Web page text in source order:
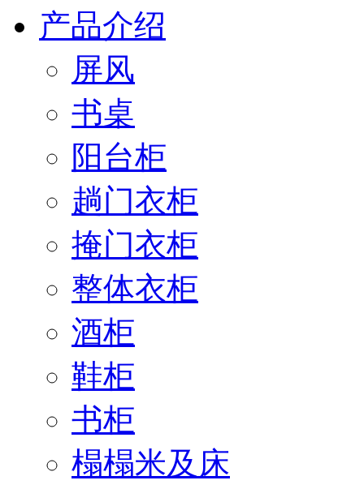
产品介绍
屏风
书桌
阳台柜
趟门衣柜
掩门衣柜
整体衣柜
酒柜
鞋柜
书柜
榻榻米及床